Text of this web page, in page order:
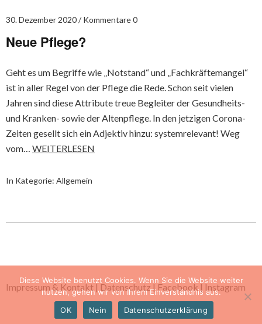
30. Dezember 2020 Kommentare 0
Neue Pflege?
Geht es um Begriffe wie „Notstand“ und „Fachkräftemangel“
ist in aller Regel von der Pflege die Rede. Schon seit vielen
Jahren sind diese Attribute treue Begleiter der Gesundheits-
und Kranken- sowie der Altenpflege. In den jetzigen Corona-
Zeiten gesellt sich ein Adjektiv hinzu: systemrelevant! Weg
vom… WEITERLESEN
In Kategorie: Allgemein
Impressum & Kontakt|Datenschutz|Facebook|Instagram
Diese Website benutzt Cookies. Wenn Sie die Website weiter
nutzen, gehen wir von Ihrem Einverständnis aus.
OK
Nein Datenschutzerklärung